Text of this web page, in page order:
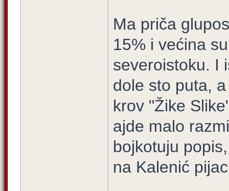
Ma priča
15% i većina
severoistoku. I
dole sto puta,
krov "Žike
ajde malo
bojkotuju
na Kalenić